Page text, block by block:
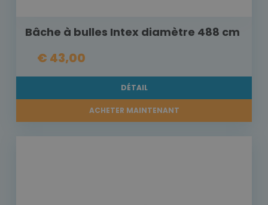
Bâche à bulles Intex diamètre 488 cm
€ 43,00
DÉTAIL
ACHETER MAINTENANT